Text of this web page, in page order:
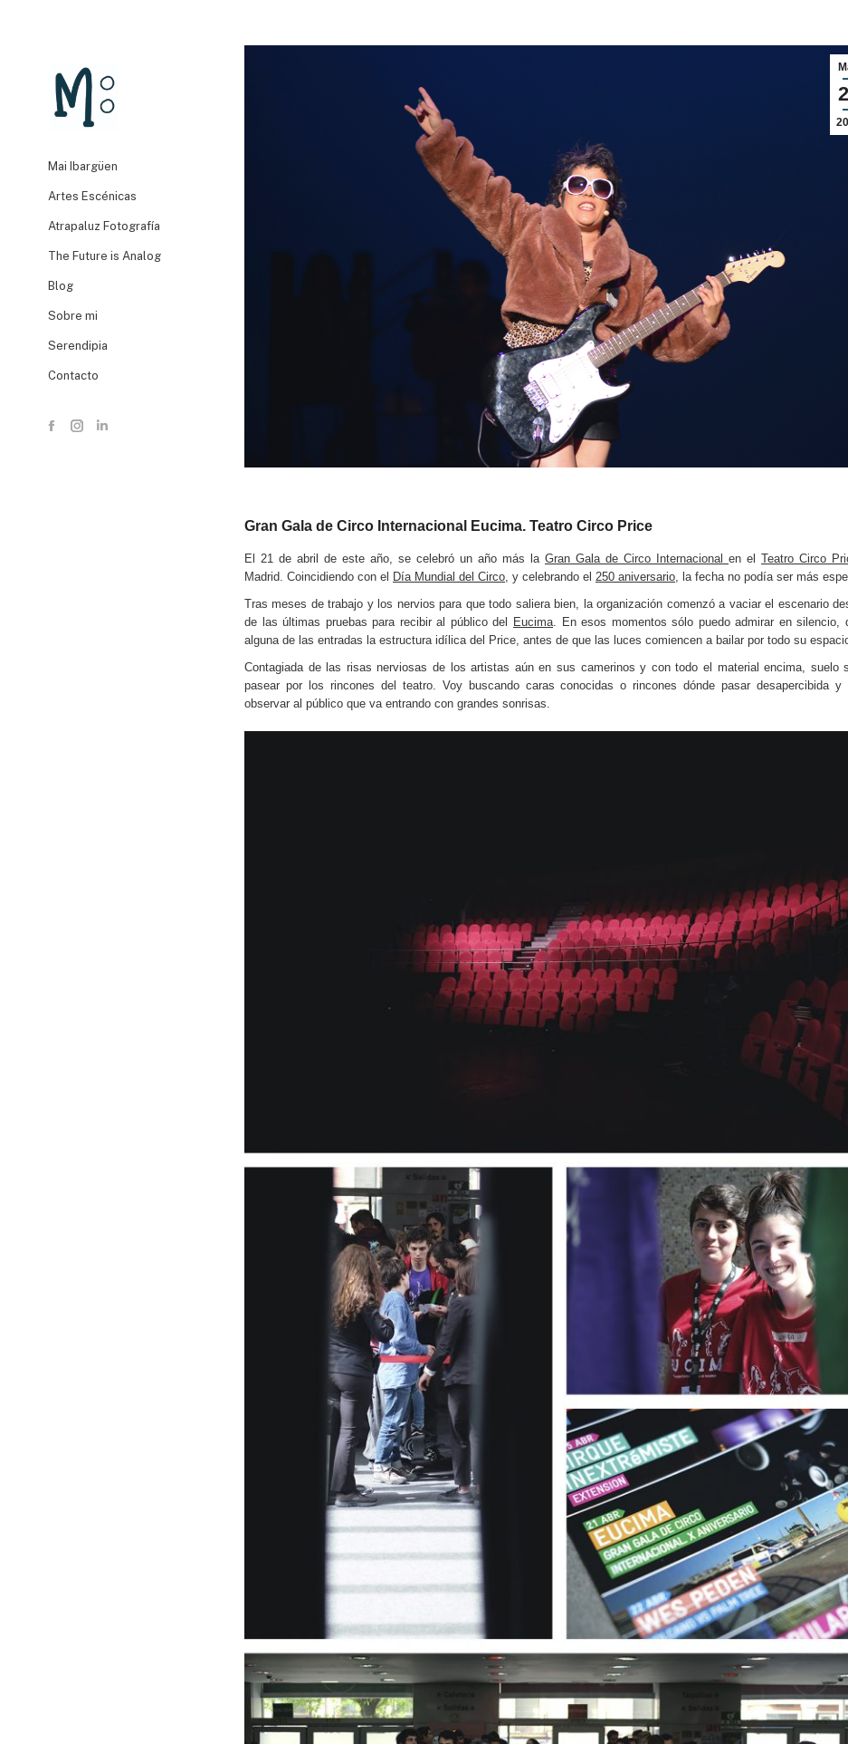
Mai Ibargüen
Artes Escénicas
Atrapaluz Fotografía
The Future is Analog
Blog
Sobre mi
Serendipia
Contacto
FacebookInstagram
Gran Gala de Circo Internacional Eucima. Teatro Circo Price
El 21 de abril de este año, se celebró un año más la Gran Gala de Circo Internacional en el Teatro Circo
Madrid. Coincidiendo con el Día Mundial del Circo , y celebrando el 250 aniversario , la fecha no podía ser más
Tras meses de trabajo y los nervios para que todo saliera bien, la organización comenzó a vaciar el escenario
de las últimas pruebas para recibir al público del
Eucima . En esos momentos sólo puedo admirar en silencio,
alguna de las entradas la estructura idílica del Price, antes de que las luces comiencen a bailar por todo su
Contagiada de las risas nerviosas de los artistas aún en sus camerinos y con todo el material encima, suelo
pasear por los rincones del teatro. Voy buscando caras conocidas o rincones dónde pasar desapercibida y
observar al público que va entrando con grandes sonrisas.